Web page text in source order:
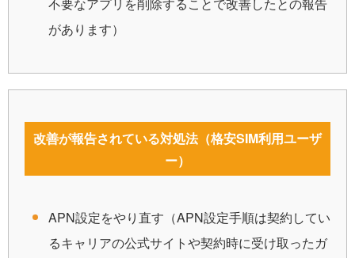
があります）
改善が報告されている対処法（格安SIM利用ユーザ
ー）
APN設定をやり直す（APN設定手順は契約してい
るキャリアの公式サイトや契約時に受け取ったガ